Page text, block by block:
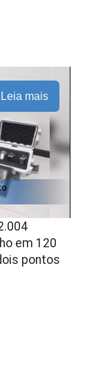
Leia mais
em 120
pontos